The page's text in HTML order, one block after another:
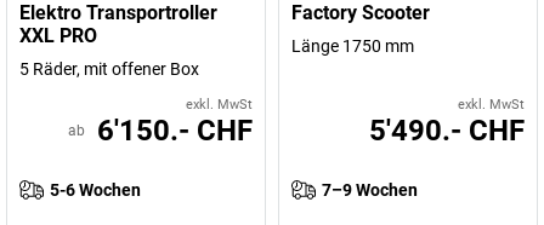
Elektro Transportroller
XXL PRO
5 Räder, mit offener Box
exkl. MwSt
ab 6'150.- CHF
5-6 Wochen
Factory Scooter
Länge 1750 mm
exkl. MwSt
5'490.- CHF
7–9 Wochen